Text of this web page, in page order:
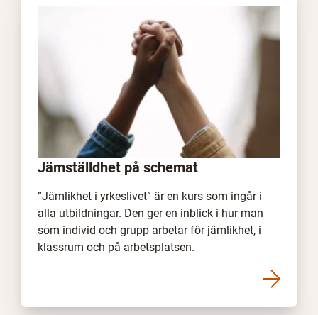
Jämställdhet på schemat
”Jämlikhet i yrkeslivet” är en kurs som ingår i
alla utbildningar. Den ger en inblick i hur man
som individ och grupp arbetar för jämlikhet, i
klassrum och på arbetsplatsen.